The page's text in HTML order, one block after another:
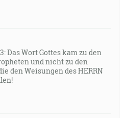
Das Wort Gottes kam zu den
und nicht zu den
den Weisungen des HERRN